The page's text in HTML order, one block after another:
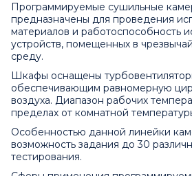
Программируемые сушильные
предназначены для проведения
материалов и работоспособность
устройств, помещенных в
среду.
Шкафы оснащены
обеспечивающим равномерную
воздуха. Диапазон рабочих
пределах от комнатной
Особенностью данной линейки
возможность задания до 30
тестирования.